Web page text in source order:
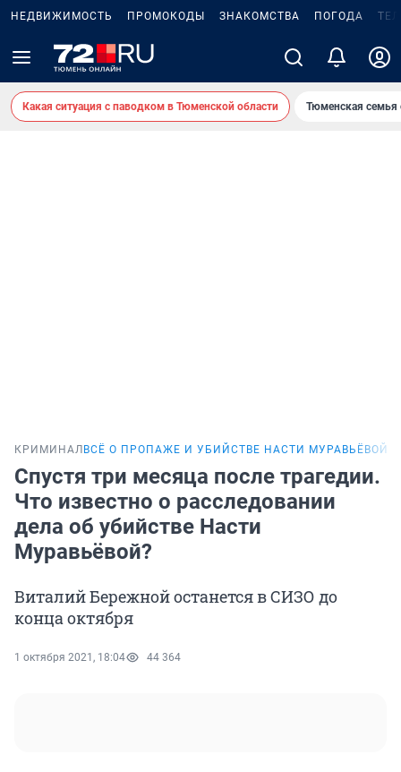
НЕДВИЖИМОСТЬ ПРОМОКОДЫ ЗНАКОМСТВА ПОГОДА
Какая ситуация с паводком в Тюменской области Тюменская семья
КРИМИНАЛ ВСЁ О ПРОПАЖЕ И УБИЙСТВЕ НАСТИ МУРАВЬЁВОЙ
Спустя три месяца после трагедии.
Что известно о расследовании
дела об убийстве Насти
Муравьёвой?
Виталий Бережной останется в СИЗО до
конца октября
1 октября 2021, 18:04 44 364